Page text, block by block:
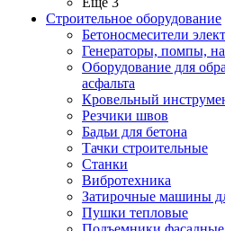
Строительное оборудование
Бетоносмесители
Генераторы, помпы,
Оборудование для
асфальта
Кровельный
Резчики швов
Бадьи для бетона
Тачки строительные
Станки
Вибротехника
Затирочные машины
Пушки тепловые